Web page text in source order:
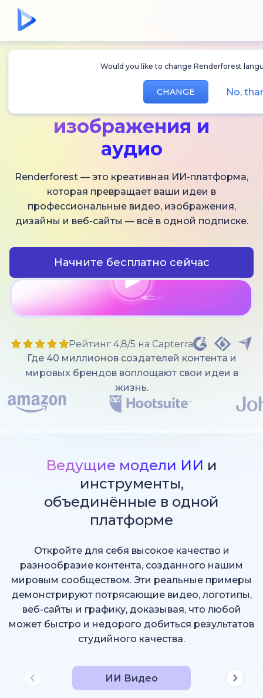
Would you like to change Renderforest
CHANGE No,
СоздавайтеИИ-
видео,
изображения и
аудио
Renderforest — это креативная ИИ-платформа,
которая превращает ваши идеи в
профессиональные видео, изображения,
дизайны и веб-сайты — всё в одной подписке.
Начните бесплатно сейчас
Рейтинг 4,8/5 на Capterra
Где 40 миллионов создателей контента и
мировых брендов воплощают свои идеи в
жизнь.
Ведущие модели ИИ и
инструменты,
объединённые в одной
платформе
Откройте для себя высокое качество и
разнообразие контента, созданного нашим
мировым сообществом. Эти реальные примеры
демонстрируют потрясающие видео, логотипы,
веб-сайты и графику, доказывая, что любой
может быстро и недорого добиться результатов
студийного качества.
ИИ Видео